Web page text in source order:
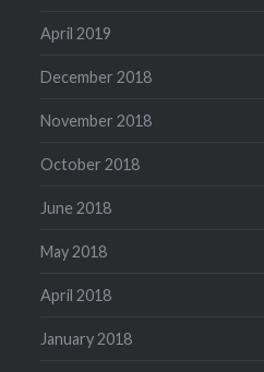
April 2019
December 2018
November 2018
October 2018
June 2018
May 2018
April 2018
January 2018